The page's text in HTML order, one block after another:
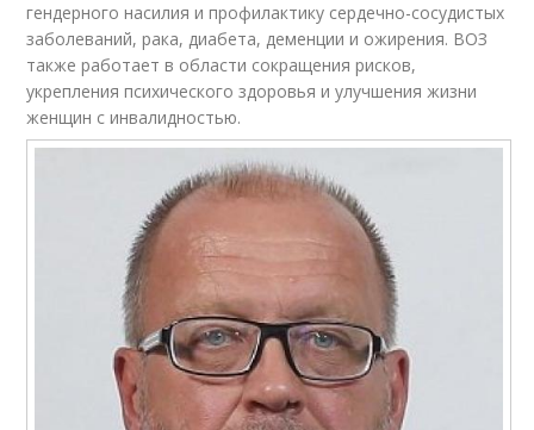
гендерного насилия и профилактику сердечно-сосудистых
заболеваний, рака, диабета, деменции и ожирения. ВОЗ
также работает в области сокращения рисков,
укрепления психического здоровья и улучшения жизни
женщин с инвалидностью.